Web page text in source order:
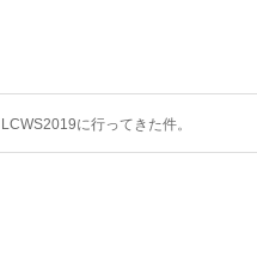
LCWS2019に行ってきた件。